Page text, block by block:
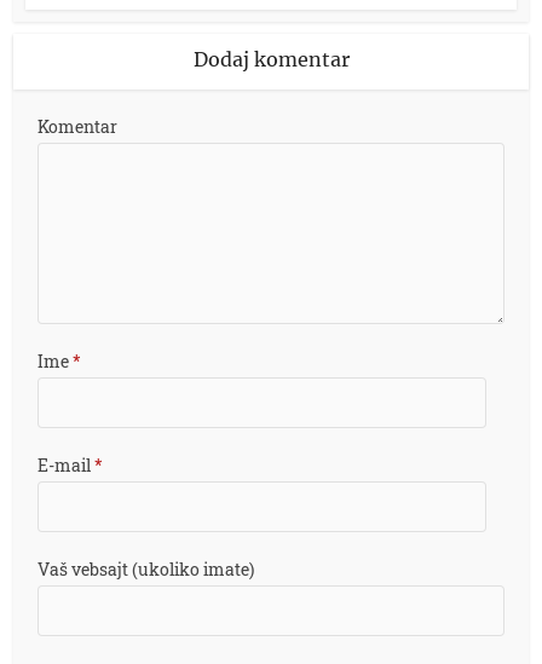
Dodaj komentar
Komentar
Ime*
E-mail*
Vaš vebsajt (ukoliko imate)